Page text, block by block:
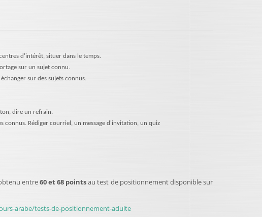
d'intérêt, situer dans le temps.
sur un sujet connu.
sur des sujets connus.
ton, dire un refrain.
connus. Rédiger courriel, un message d'invitation, un quiz
entre60 et 68 pointsau test de positionnement disponible sur
arabe/tests-de-positionnement-adulte